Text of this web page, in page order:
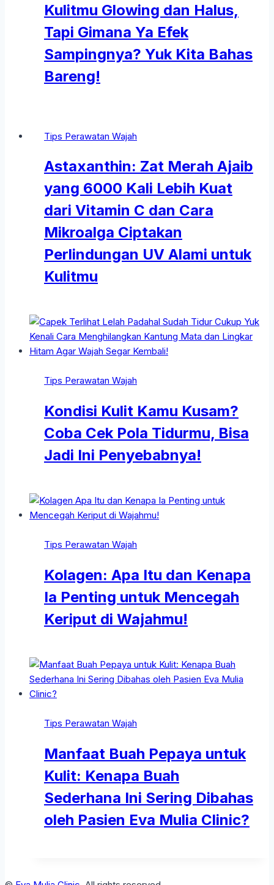
Kulitmu Glowing dan Halus,
Tapi Gimana Ya Efek
Sampingnya? Yuk Kita Bahas
Bareng!
Tips Perawatan Wajah
Astaxanthin: Zat Merah Ajaib
yang 6000 Kali Lebih Kuat
dari Vitamin C dan Cara
Mikroalga Ciptakan
Perlindungan UV Alami untuk
Kulitmu
Tips Perawatan Wajah
Kondisi Kulit Kamu Kusam?
Coba Cek Pola Tidurmu, Bisa
Jadi Ini Penyebabnya!
Tips Perawatan Wajah
Kolagen: Apa Itu dan Kenapa
Ia Penting untuk Mencegah
Keriput di Wajahmu!
Tips Perawatan Wajah
Manfaat Buah Pepaya untuk
Kulit: Kenapa Buah
Sederhana Ini Sering Dibahas
oleh Pasien Eva Mulia Clinic?